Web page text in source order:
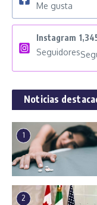
Me gusta
Instagram
Seguidores
Noticias
1
2